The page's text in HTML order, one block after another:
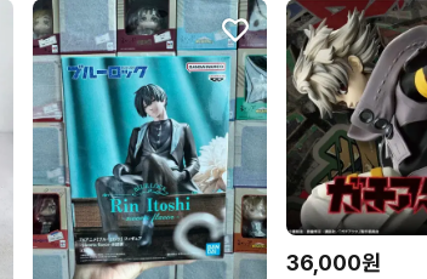
36,000원